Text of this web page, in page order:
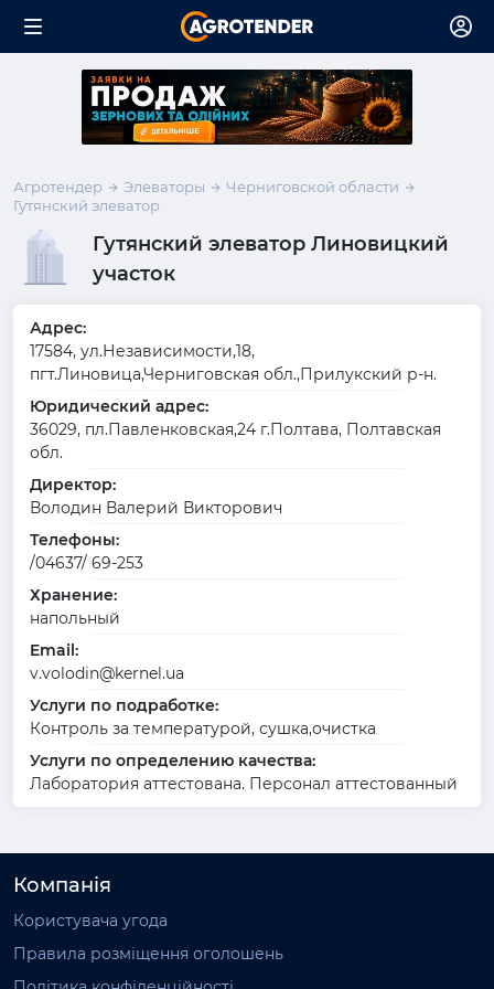
Агротендер Элеваторы
Черниговской области
Гутянский элеватор
Гутянский элеватор Линовицкий
участок
Адрес:
17584, ул.Независимости,18,
пгт.Линовица,Черниговская обл.,Прилукский р-н.
Юридический адрес:
36029, пл.Павленковская,24 г.Полтава, Полтавская
обл.
Директор:
Володин Валерий Викторович
Телефоны:
/04637/ 69-253
Хранение:
напольный
Email:
v.volodin@kernel.ua
Услуги по подработке:
Контроль за температурой, сушка,очистка
Услуги по определению качества:
Лаборатория аттестована. Персонал аттестованный
Компанія
Користувача угода
Правила розміщення оголошень